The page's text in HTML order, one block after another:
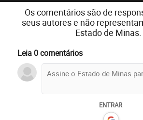
Os comentários são de
seus autores e não
Estado de Minas.
Leia 0 comentários
ENTRAR